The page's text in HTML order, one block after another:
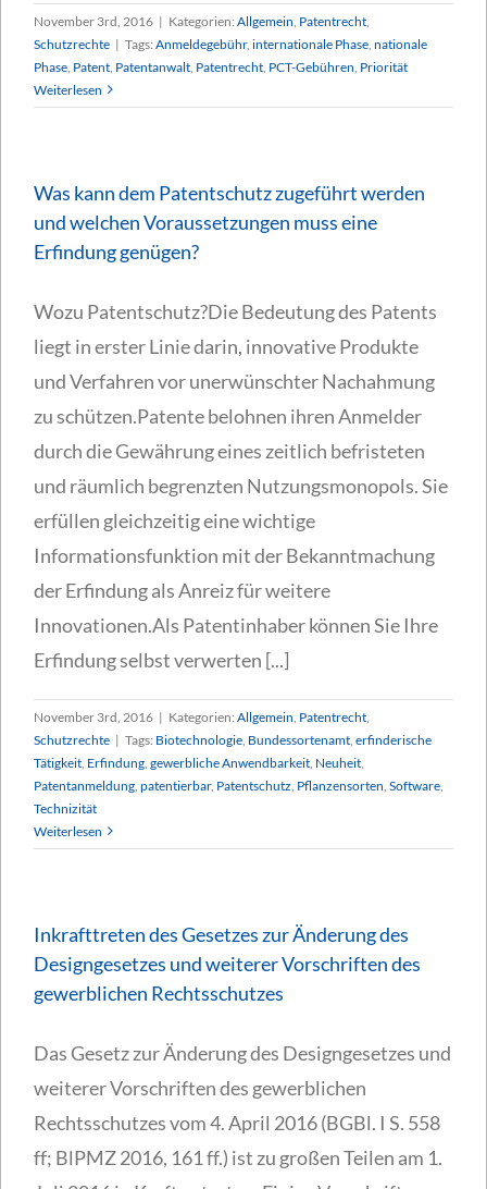
November 3rd, 2016 | Kategorien: Allgemein Patentrecht
Schutzrechte | Tags: Anmeldegebühr, internationale Phase nationale
Phase Patent Patentanwalt Patentrecht PCT-Gebühren Priorität
Weiterlesen
Was kann dem Patentschutz zugeführt werden
und welchen Voraussetzungen muss eine
Erfindung genügen?
Wozu Patentschutz?Die Bedeutung des Patents
liegt in erster Linie darin, innovative Produkte
und Verfahren vor unerwünschter Nachahmung
zu schützen.Patente belohnen ihren Anmelder
durch die Gewährung eines zeitlich befristeten
und räumlich begrenzten Nutzungsmonopols. Sie
erfüllen gleichzeitig eine wichtige
Informationsfunktion mit der Bekanntmachung
der Erfindung als Anreiz für weitere
Innovationen.Als Patentinhaber können Sie Ihre
Erfindung selbst verwerten [...]
November 3rd, 2016 | Kategorien: Allgemein Patentrecht
Schutzrechte | Tags: Biotechnologie Bundessortenamt erfinderische
Tätigkeit Erfindung gewerbliche Anwendbarkeit Neuheit
Patentanmeldung patentierbar, Patentschutz Pflanzensorten Software
Technizität
Weiterlesen
Inkrafttreten des Gesetzes zur Änderung des
Designgesetzes und weiterer Vorschriften des
gewerblichen Rechtsschutzes
Das Gesetz zur Änderung des Designgesetzes und
weiterer Vorschriften des gewerblichen
Rechtsschutzes vom 4. April 2016 (BGBl. I S. 558
ff; BlPMZ 2016, 161 ff.) ist zu großen Teilen am 1.